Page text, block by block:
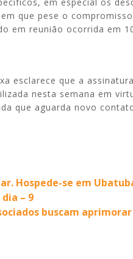
que pese o
em reunião ocorrida em
esclarece que a
nesta semana em
que aguarda novo
Hospede-se em
dia – 9
buscam